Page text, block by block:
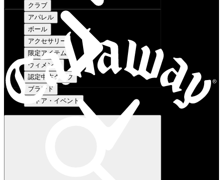
クラブ
アパレル
ボール
アクセサリー
限定アイテム
ウィメンズ
認定中古クラブ
ブランド
ストア・イベント